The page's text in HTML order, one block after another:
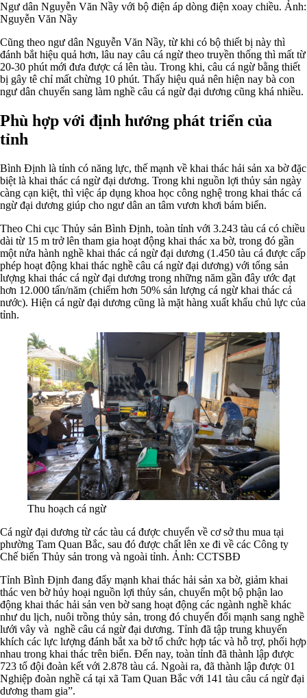
Ngư dân Nguyễn Văn Nầy với bộ điện áp dòng điện xoay chiều. Ảnh:
Nguyễn Văn Nầy
Cũng theo ngư dân Nguyễn Văn Nầy, từ khi có bộ thiết bị này thì
đánh bắt hiệu quả hơn, lâu nay câu cá ngừ theo truyền thống thì mất từ
20-30 phút mới đưa được cá lên tàu. Trong khi, câu cá ngừ bằng thiết
bị gây tê chỉ mất chừng 10 phút. Thấy hiệu quả nên hiện nay bà con
ngư dân chuyển sang làm nghề câu cá ngừ đại dương cũng khá nhiều.
Phù hợp với định hướng phát triển của
tỉnh
Bình Định là tỉnh có năng lực, thế mạnh về khai thác hải sản xa bờ đặc
biệt là khai thác cá ngừ đại dương. Trong khi nguồn lợi thủy sản ngày
càng cạn kiệt, thì việc áp dụng khoa học công nghệ trong khai thác cá
ngừ đại dương giúp cho ngư dân an tâm vươn khơi bám biển.
Theo Chi cục Thủy sản Bình Định, toàn tỉnh với 3.243 tàu cá có chiều
dài từ 15 m trở lên tham gia hoạt động khai thác xa bờ, trong đó gần
một nửa hành nghề khai thác cá ngừ đại dương (1.450 tàu cá được cấp
phép hoạt động khai thác nghề câu cá ngừ đại dương) với tổng sản
lượng khai thác cá ngừ đại dương trong những năm gần đây ước đạt
hơn 12.000 tấn/năm (chiếm hơn 50% sản lượng cá ngừ khai thác cả
nước). Hiện cá ngừ đại dương cũng là mặt hàng xuất khẩu chủ lực của
tỉnh.
Thu hoạch cá ngừ
Cá ngừ đại dương từ các tàu cá được chuyển về cơ sở thu mua tại
phường Tam Quan Bắc, sau đó được chất lên xe đi về các Công ty
Chế biến Thủy sản trong và ngoài tỉnh. Ảnh: CCTSBĐ
Tỉnh Bình Định đang đẩy mạnh khai thác hải sản xa bờ, giảm khai
thác ven bờ hủy hoại nguồn lợi thủy sản, chuyển một bộ phận lao
động khai thác hải sản ven bờ sang hoạt động các ngành nghề khác
như du lịch, nuôi trồng thủy sản, trong đó chuyến đổi mạnh sang nghề
lưới vây và nghề câu cá ngừ đại dương. Tỉnh đã tập trung khuyến
khích các lực lượng đánh bắt xa bờ tổ chức hợp tác và hỗ trợ, phối hợp
nhau trong khai thác trên biển. Đến nay, toàn tỉnh đã thành lập được
723 tổ đội đoàn kết với 2.878 tàu cá. Ngoài ra, đã thành lập được 01
Nghiệp đoàn nghề cá tại xã Tam Quan Bắc với 141 tàu câu cá ngừ đại
dương tham gia”.